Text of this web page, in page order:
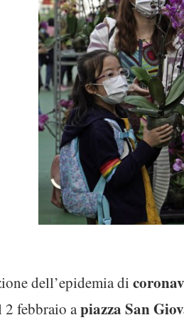
dell’epidemia di
febbraio apiazza San